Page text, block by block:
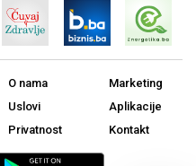
O nama
Uslovi
Privatnost
Marketing
Aplikacije
Kontakt